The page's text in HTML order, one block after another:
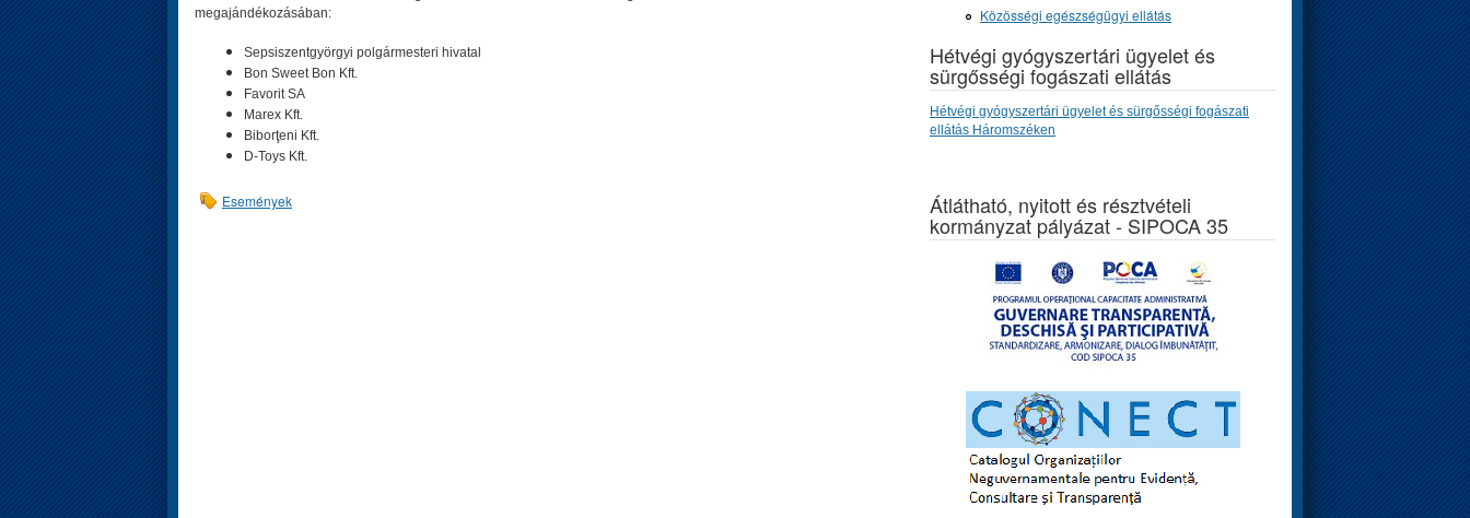
megajándékozásában:
Sepsiszentgyörgyi polgármesteri hivatal
Bon Sweet Bon Kft.
Favorit SA
Marex Kft.
Biborţeni Kft.
D-Toys Kft.
Események
Közösségi egészségügyi ellátás
Hétvégi gyógyszertári ügyelet és
sürgősségi fogászati ellátás
Hétvégi gyógyszertári ügyelet és sürgősségi fogászati
ellátás Háromszéken
Átlátható, nyitott és résztvételi
kormányzat pályázat - SIPOCA 35